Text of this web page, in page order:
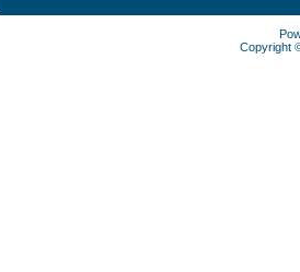
Copyright